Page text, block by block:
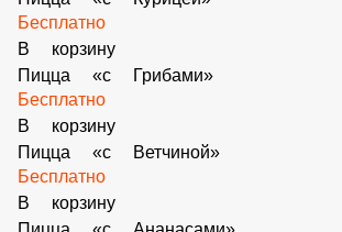
Пицца «Острая с перцем Мини
Бесплатно
В корзину
Пицца «с Курицей»
Бесплатно
В корзину